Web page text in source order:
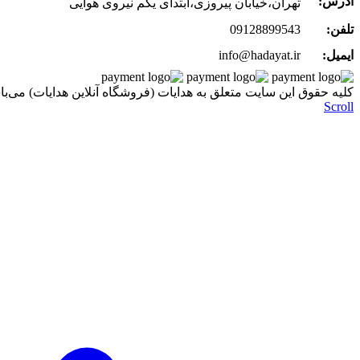
تهران،خیابان پیروزی،ابتدای یکم نیروی هوایی
تلفن:
09128899543
ایمیل:
info@hadayat.ir
کليه حقوق اين سايت متعلق به هدایات (فروشگاه آنلاین هدایات)
Scroll